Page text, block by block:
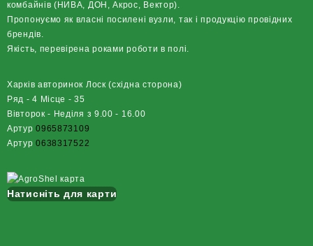
комбайнів (НИВА, ДОН, Акрос, Вектор).
Пропонуємо як власні посилені вузли, так і продукцію провідних
брендів.
Якість, перевірена роками роботи в полі.
Харків авторинок Лоск (східна сторона)
Ряд - 4 Місце - 35
Вівторок - Неділя з 9.00 - 16.00
Артур0965873109
Артур0638317522
Натисніть для карти